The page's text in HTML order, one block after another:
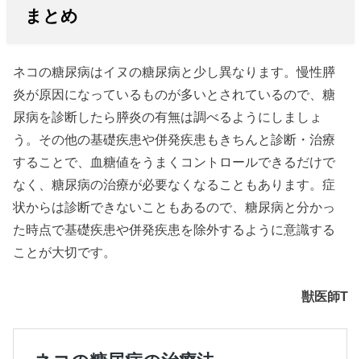
まとめ
ネコの糖尿病はイヌの糖尿病と少し異なります。慢性膵
炎が原因になっているものが多いとされているので、糖
尿病を診断したら膵炎の有無は調べるようにしましょ
う。その他の基礎疾患や併発疾患もきちんと診断・治療
することで、血糖値をうまくコントロールできるだけで
なく、糖尿病の治療が必要なくなることもあります。症
状からは診断できないこともあるので、糖尿病と分かっ
た時点で基礎疾患や併発疾患を除外するように意識する
ことが大切です。
獣医師T